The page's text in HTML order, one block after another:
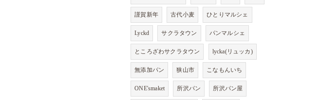
謹賀新年 古代小麦 ひとりマルシェ
Lyckd サクラタウン パンマルシェ
ところざわサクラタウン lycka(リュッカ)
無添加パン 狭山市 こなもんいち
ONE'smaket 所沢パン 所沢パン屋